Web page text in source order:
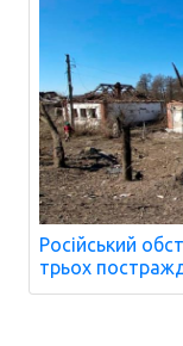
Російський
трьох